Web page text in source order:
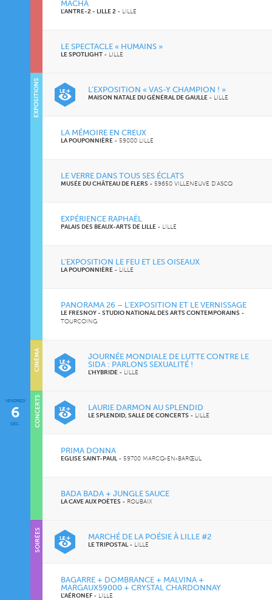
MACHA
L'ANTRE-2 - LILLE 2 - LILLE
LE SPECTACLE « HUMAINS »
LE SPOTLIGHT - LILLE
L’EXPOSITION « VAS-Y CHAMPION ! »
MAISON NATALE DU GÉNÉRAL DE GAULLE - LILLE
LA MÉMOIRE EN CREUX
LA POUPONNIÈRE - 59000 LILLE
LE VERRE DANS TOUS SES ÉCLATS
MUSÉE DU CHÂTEAU DE FLERS - 59650 VILLENEUVE D'ASCQ
EXPÉRIENCE RAPHAËL
PALAIS DES BEAUX-ARTS DE LILLE - LILLE
L’EXPOSITION LE FEU ET LES OISEAUX
LA POUPONNIÈRE - LILLE
PANORAMA 26 – L’EXPOSITION ET LE VERNISSAGE
LE FRESNOY - STUDIO NATIONAL DES ARTS CONTEMPORAINS -
TOURCOING
EXPOSITIONS
JOURNÉE MONDIALE DE LUTTE CONTRE LE
SIDA : PARLONS SEXUALITÉ !
L'HYBRIDE - LILLE
CINÉMA
VENDREDI
6
DÉC.
LAURIE DARMON AU SPLENDID
LE SPLENDID, SALLE DE CONCERTS - LILLE
PRIMA DONNA
EGLISE SAINT-PAUL- 59700 MARCQ-EN-BARŒUL
BADA BADA + JUNGLE SAUCE
LA CAVE AUX POÈTES - ROUBAIX
CONCERTS
MARCHÉ DE LA POÉSIE À LILLE #2
LE TRIPOSTAL- LILLE
BAGARRE + DOMBRANCE + MALVINA +
MARGAUX59000 + CRYSTAL CHARDONNAY
L'AÉRONEF - LILLE
SOIRÉES